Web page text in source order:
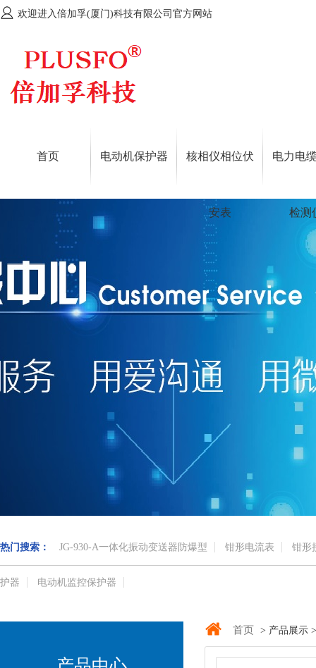
欢迎进入倍加孚(厦门)科技有限公司官方网站
首页 电动机保护器 核相仪相位伏
安表
电力电
检测
热门搜索： JG-930-A一体化振动变送器防爆型 钳形电流表 钳形
护器 电动机监控保护器
首页 > 产品展示